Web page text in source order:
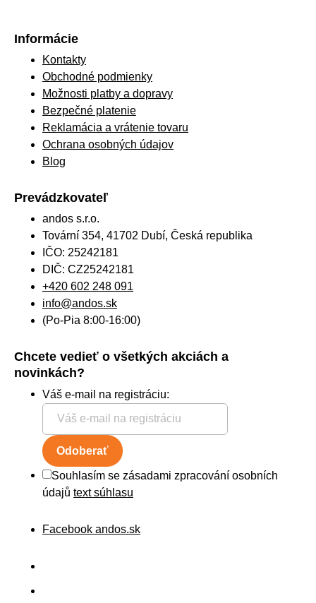
Informácie
Kontakty
Obchodné podmienky
Možnosti platby a dopravy
Bezpečné platenie
Reklamácia a vrátenie tovaru
Ochrana osobných údajov
Blog
Prevádzkovateľ
andos s.r.o.
Tovární 354, 41702 Dubí, Česká republika
IČO: 25242181
DIČ: CZ25242181
+420 602 248 091
info@andos.sk
(Po-Pia 8:00-16:00)
Chcete vedieť o všetkých akciách a
novinkách?
Váš e-mail na registráciu:
Odoberať
Souhlasím se zásadami zpracování osobních
údajů text súhlasu
Facebook andos.sk